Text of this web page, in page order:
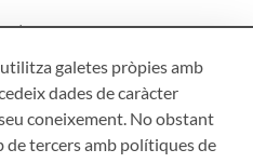
galetes pròpies amb
dades de caràcter
coneixement. No obstant
de tercers amb polítiques de